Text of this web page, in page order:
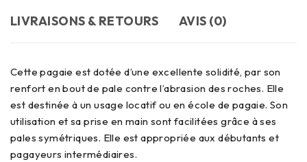
LIVRAISONS & RETOURS
AVIS (0)
Cette pagaie est dotée d’une excellente solidité, par son
renfort en bout de pale contre l’abrasion des roches. Elle
est destinée à un usage locatif ou en école de pagaie. Son
utilisation et sa prise en main sont facilitées grâce à ses
pales symétriques. Elle est appropriée aux débutants et
pagayeurs intermédiaires.